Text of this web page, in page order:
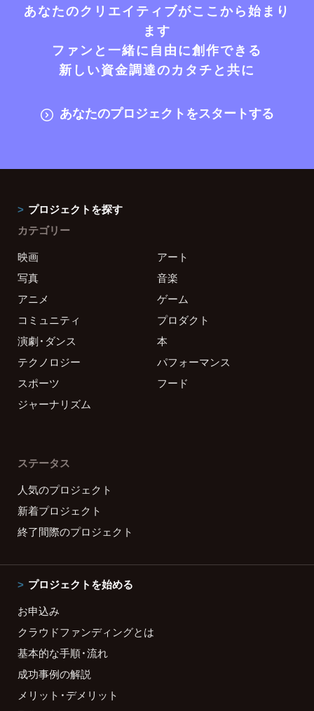
あなたのクリエイティブがここから始まり
ます
ファンと一緒に自由に創作できる
新しい資金調達のカタチと共に
あなたのプロジェクトをスタートする
プロジェクトを探す
カテゴリー
映画
アート
写真
音楽
アニメ
ゲーム
コミュニティ
プロダクト
演劇・ダンス
本
テクノロジー
パフォーマンス
スポーツ
フード
ジャーナリズム
ステータス
人気のプロジェクト
新着プロジェクト
終了間際のプロジェクト
プロジェクトを始める
お申込み
クラウドファンディングとは
基本的な手順・流れ
成功事例の解説
メリット・デメリット